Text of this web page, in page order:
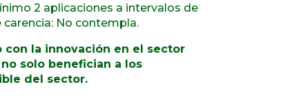
2 aplicaciones a intervalos de
No contempla.
con la innovación en el sector
solo benefician a los
del sector.